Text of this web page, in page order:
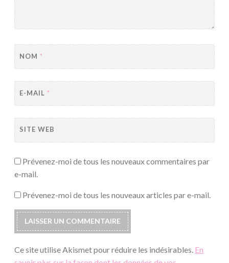
NOM *
E-MAIL *
SITE WEB
Prévenez-moi de tous les nouveaux commentaires par
e-mail.
Prévenez-moi de tous les nouveaux articles par e-mail.
Ce site utilise Akismet pour réduire les indésirables. En